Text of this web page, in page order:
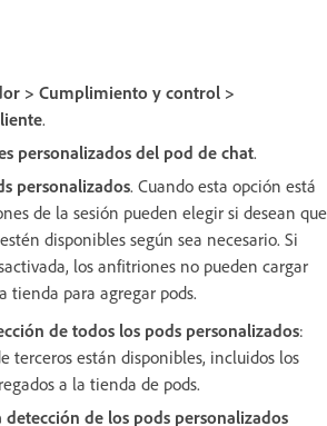
> Cumplimiento y control >
.
personalizados del pod de chat.
personalizados. Cuando esta opción está
de la sesión pueden elegir si desean que
disponibles según sea necesario. Si
los anfitriones no pueden cargar
tienda para agregar pods.
de todos los pods personalizados:
terceros están disponibles, incluidos los
a la tienda de pods.
de los pods personalizados